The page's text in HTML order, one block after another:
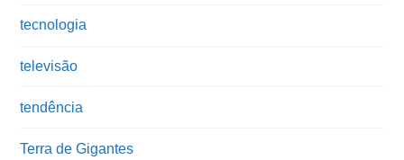
tecnologia
televisão
tendência
Terra de Gigantes